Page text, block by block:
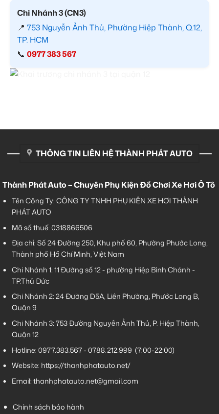
Chi Nhánh 3 (CN3)
📍 753 Nguyễn Ảnh Thủ, Phường Hiệp Thành, Q.12,
TP. HCM
📞 0977 383 567
THÔNG TIN LIÊN HỆ THÀNH PHÁT AUTO
Thành Phát Auto – Chuyên Phụ Kiện Đồ Chơi Xe Hơi Ô Tô
Tên Công Ty: CÔNG TY TNHH PHỤ KIỆN XE HƠI THÀNH
PHÁT AUTO
Mã số thuế: 0318866506
Địa chỉ: Số 24 Đường 250, Khu phố 60, Phường Phước Long,
Thành phố Hồ Chí Minh, Việt Nam
Chi Nhánh 1:11 Đường số 12 - phường Hiệp Bình Chánh -
TP.Thủ Đức
Chi Nhánh 2:24 Đường D5A, Liên Phường, Phước Long B,
Quận 9
Chi Nhánh 3:753 Đường Nguyễn Ảnh Thủ, P. Hiệp Thành,
Quận 12
Hotline:0977.383.567-0788.212.999 (7:00-22:00)
Website: https://thanhphatauto.net/
Email:thanhphatauto.net@gmail.com
Chính sách bảo hành